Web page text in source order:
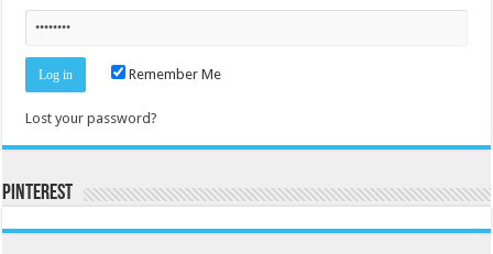
Remember Me
Lost your password?
Pinterest